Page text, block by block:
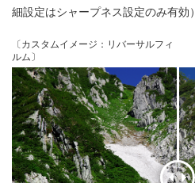
細設定はシャープネス設定のみ有効）
〔カスタムイメージ：リバーサルフィ
ルム〕